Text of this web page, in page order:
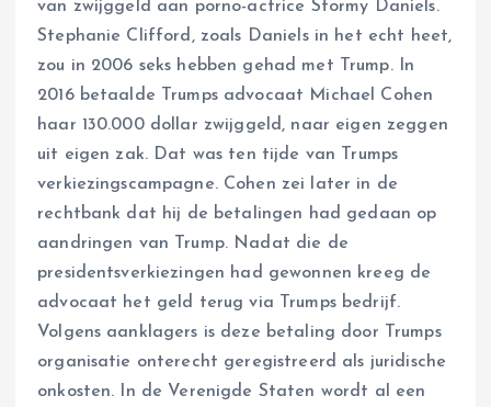
van zwijggeld aan porno-actrice Stormy Daniels.
Stephanie Clifford, zoals Daniels in het echt heet,
zou in 2006 seks hebben gehad met Trump. In
2016 betaalde Trumps advocaat Michael Cohen
haar 130.000 dollar zwijggeld, naar eigen zeggen
uit eigen zak. Dat was ten tijde van Trumps
verkiezingscampagne. Cohen zei later in de
rechtbank dat hij de betalingen had gedaan op
aandringen van Trump. Nadat die de
presidentsverkiezingen had gewonnen kreeg de
advocaat het geld terug via Trumps bedrijf.
Volgens aanklagers is deze betaling door Trumps
organisatie onterecht geregistreerd als juridische
onkosten. In de Verenigde Staten wordt al een